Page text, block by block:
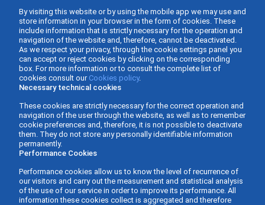
By visiting this website or by using the mobile app we may use and
store information in your browser in the form of cookies. These
include information that is strictly necessary for the operation and
navigation of the website and, therefore, cannot be deactivated.
As we respect your privacy, through the cookie settings panel you
can accept or reject cookies by clicking on the corresponding
box. For more information or to consult the complete list of
cookies consult our Cookies policy.
Necessary technical cookies
These cookies are strictly necessary for the correct operation and
navigation of the user through the website, as well as to remember
cookie preferences and, therefore, it is not possible to deactivate
them. They do not store any personally identifiable information
permanently.
Performance Cookies
Performance cookies allow us to know the level of recurrence of
our visitors and carry out the measurement and statistical analysis
of the use of our service in order to improve its performance. All
information these cookies collect is aggregated and therefore